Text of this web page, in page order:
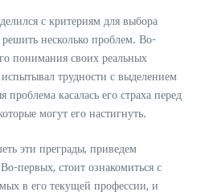
с критериям для выбора
несколько проблем. Во-
понимания своих реальных
трудности с выделением
касалась его страха перед
могут его настигнуть.
эти преграды, приведем
первых, стоит ознакомиться с
в его текущей профессии, и